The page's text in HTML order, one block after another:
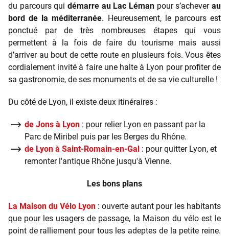
du parcours qui démarre au Lac Léman pour s’achever au
bord de la méditerranée. Heureusement, le parcours est
ponctué par de très nombreuses étapes qui vous
permettent à la fois de faire du tourisme mais aussi
d’arriver au bout de cette route en plusieurs fois. Vous êtes
cordialement invité à faire une halte à Lyon pour profiter de
sa gastronomie, de ses monuments et de sa vie culturelle !
Du côté de Lyon, il existe deux itinéraires :
de Jons à Lyon : pour relier Lyon en passant par la
Parc de Miribel puis par les Berges du Rhône.
de Lyon à Saint-Romain-en-Gal : pour quitter Lyon, et
remonter l'antique Rhône jusqu'à Vienne.
Les bons plans
La Maison du Vélo Lyon : ouverte autant pour les habitants
que pour les usagers de passage, la Maison du vélo est le
point de ralliement pour tous les adeptes de la petite reine.